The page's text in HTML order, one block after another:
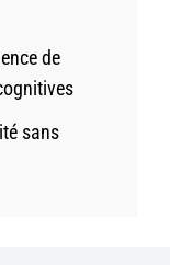
de
sans